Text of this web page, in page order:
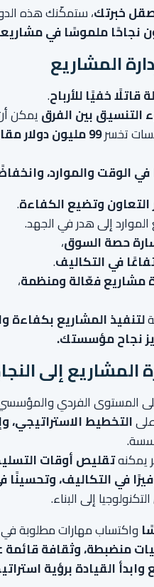
خبرتك، ستمكّنك هذه
نجاحًا ملموسًا في
المشاريع
قاتلًا خفيًا للأرباح.
التنسيق بين الفرقيمكن
تخسر99 مليون دولار مقابل كل مليار دولار
في الوقت والموارد،
التعاون وتضيع الكفاءة.
إلى هدر في الجهد.
حصة السوق،
في التكاليف.
مشاريع فعّالة ومنظمة،
لتنفيذ المشاريع بكفاءة
نجاح مؤسستك.
المشاريع إلى
المستوى الفردي
التخطيط الاستراتيجي،
يمكنهتقليص أوقات التسليم
في التكاليف، وتحسينًا
إلى البناء.
واكتساب مهارات مطلوبة
منضبطة، وثقافة قائمة
القيادة برؤية